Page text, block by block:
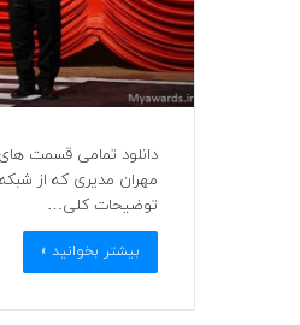
دانلود تمامی قسمت
مهران مدیری که از
توضیحات کلی…
بیشتر بخوانید »